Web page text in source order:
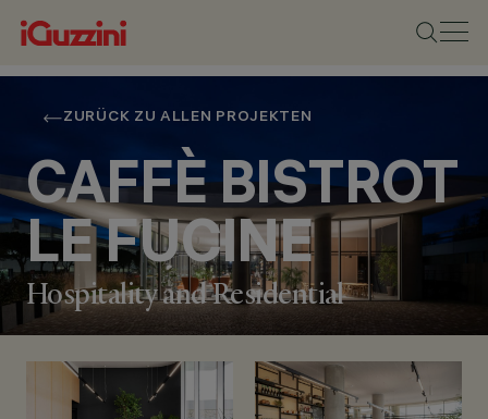
ZURÜCK ZU ALLEN PROJEKTEN
CAFFÈ BISTROT
LE FUCINE
Hospitality and Residential
STANDORT
BUTTRIO (UDINE),